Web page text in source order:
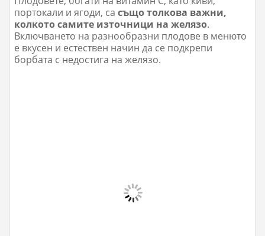
портокали и ягоди, сасъщо толкова важни,
колкото самите източници на желязо.
Включването на разнообразни плодове в менюто
е вкусен и естествен начин да се подкрепи
борбата с недостига на желязо.